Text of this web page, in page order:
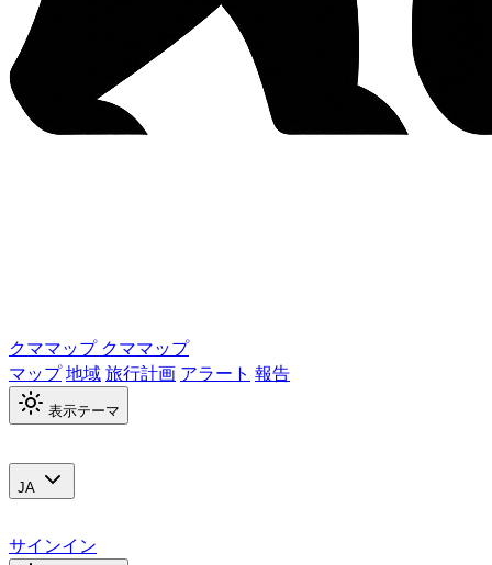
クママップ クママップ
マップ地域旅行計画 アラート 報告
表示テーマ
JA
サインイン